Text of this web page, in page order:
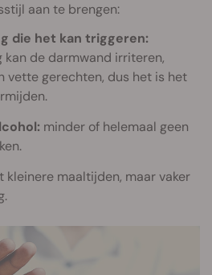
aan te brengen:
die het kan triggeren:
kan de darmwand irriteren,
vette gerechten, dus het is het
minder of helemaal geen
kleinere maaltijden, maar vaker